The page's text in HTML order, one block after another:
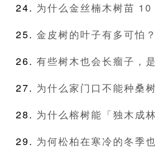
为什么金丝楠木树苗 10
金皮树的叶子有多可怕
有些树木也会长瘤子，
为什么家门口不能种桑
为什么榕树能「独木成
为何松柏在寒冷的冬季